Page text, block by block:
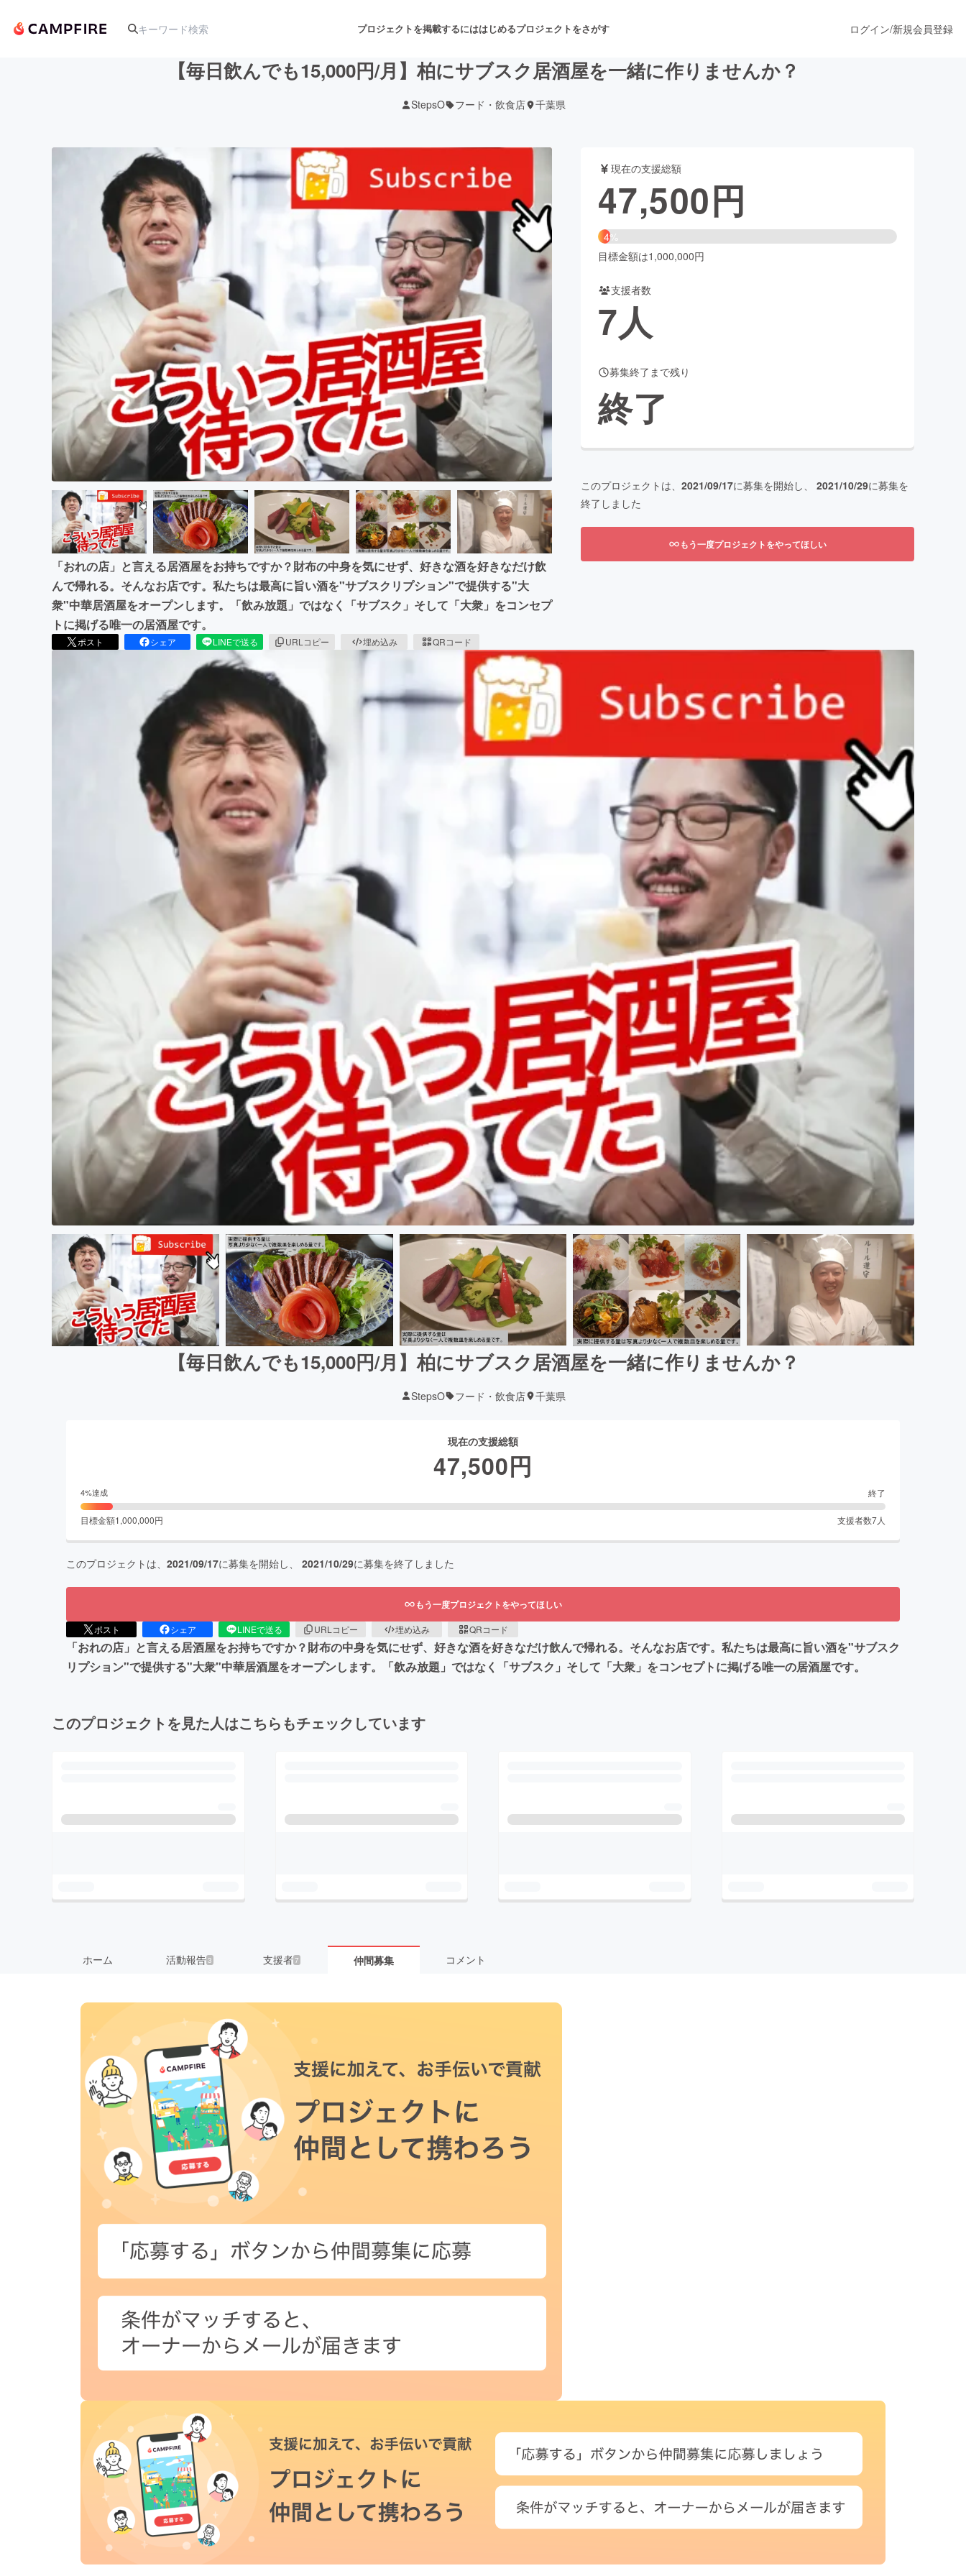
プロジェクトを掲載するにははじめるプロジェクトをさがす
アート・写真 音楽 舞台・パフォーマンス
テクノロジー・ガジェット ゲーム・サービス開発 フード・飲食店 ファッション
映像・映画 書籍・雑誌出版 アニメ・漫画
ビジネス・起業 チャレンジ ビューティー・ヘルスケア
まちづくり・地域活性化
CAMPFIRE for Social Good
CAMPFIREふるさと納税machi-yaコミュニティ
ログイン/新規会員登録
【毎日飲んでも15,000円/月】柏にサブスク居酒屋を一緒に作りませんか？
StepsO フード・飲食店 千葉県
「おれの店」と言える居酒屋をお持ちですか？財布の中身を気にせず、好きな酒を好きなだけ飲
んで帰れる。そんなお店です。私たちは最高に旨い酒を"サブスクリプション"で提供する"大
衆"中華居酒屋をオープンします。「飲み放題」ではなく「サブスク」そして「大衆」をコンセプ
トに掲げる唯一の居酒屋です。
ポスト シェア LINEで送る URLコピー 埋め込み QRコード
現在の支援総額
47,500円
4%
目標金額は1,000,000円
支援者数
7人
募集終了まで残り
終了
このプロジェクトは、 2021/09/17に募集を開始し、 2021/10/29に募集を
終了しました
もう一度プロジェクトをやってほしい
【毎日飲んでも15,000円/月】柏にサブスク居酒屋を一緒に作りませんか？
StepsO フード・飲食店 千葉県
現在の支援総額
47,500円
4%達成 終了
目標金額1,000,000円 支援者数7人
このプロジェクトは、 2021/09/17に募集を開始し、 2021/10/29に募集を終了しました
もう一度プロジェクトをやってほしい
ポスト シェア LINEで送る URLコピー 埋め込み QRコード
「おれの店」と言える居酒屋をお持ちですか？財布の中身を気にせず、好きな酒を好きなだけ飲んで帰れる。そんなお店です。私たちは最高に旨い酒を"サブスク
リプション"で提供する"大衆"中華居酒屋をオープンします。「飲み放題」ではなく「サブスク」そして「大衆」をコンセプトに掲げる唯一の居酒屋です。
このプロジェクトを見た人はこちらもチェックしています
ホーム 活動報告3 支援者7 仲間募集 コメント